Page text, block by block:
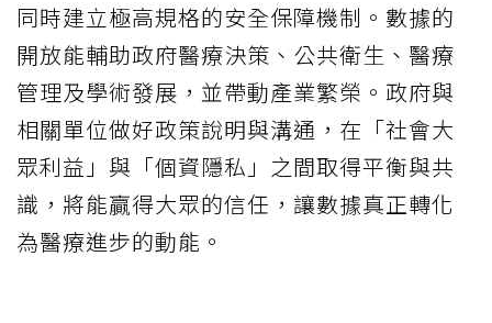
同時建立極高規格的安全保障機制。數據的
開放能輔助政府醫療決策、公共衛生、醫療
管理及學術發展，並帶動產業繁榮。政府與
相關單位做好政策說明與溝通，在「社會大
眾利益」與「個資隱私」之間取得平衡與共
識，將能贏得大眾的信任，讓數據真正轉化
為醫療進步的動能。